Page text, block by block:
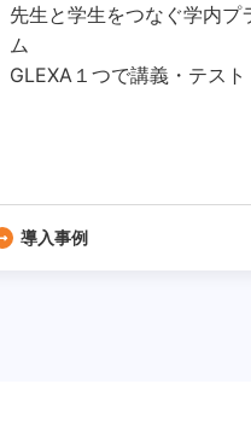
先生と学生をつなぐ学内プ
ム
GLEXA１つで講義・テス
導入事例